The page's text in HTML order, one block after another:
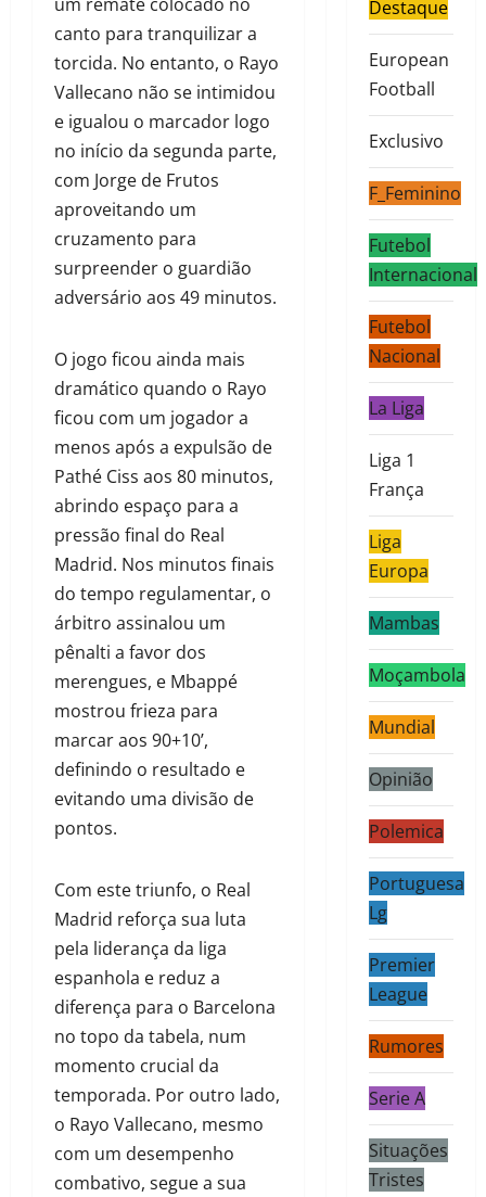
canto para tranquilizar a
torcida. No entanto, o Rayo
Vallecano não se intimidou
e igualou o marcador logo
no início da segunda parte,
com Jorge de Frutos
aproveitando um
cruzamento para
surpreender o guardião
adversário aos 49 minutos.
O jogo ficou ainda mais
dramático quando o Rayo
ficou com um jogador a
menos após a expulsão de
Pathé Ciss aos 80 minutos,
abrindo espaço para a
pressão final do Real
Madrid. Nos minutos finais
do tempo regulamentar, o
árbitro assinalou um
pênalti a favor dos
merengues, e Mbappé
mostrou frieza para
marcar aos 90+10’,
definindo o resultado e
evitando uma divisão de
pontos.
Com este triunfo, o Real
Madrid reforça sua luta
pela liderança da liga
espanhola e reduz a
diferença para o Barcelona
no topo da tabela, num
momento crucial da
temporada. Por outro lado,
o Rayo Vallecano, mesmo
com um desempenho
combativo, segue a sua
Destaque
European
Football
Exclusivo
F_Feminino
Futebol
Internacional
Futebol
Nacional
La Liga
Liga 1
França
Liga
Europa
Mambas
Moçambola
Mundial
Opinião
Polemica
Portuguesa
Lg
Premier
League
Rumores
Serie A
Situações
Tristes